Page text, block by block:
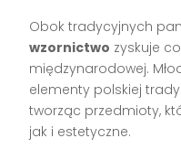
Obok tradycyjnych
wzornictwo zyskuje
międzynarodowej.
elementy polskiej
tworząc przedmioty,
jak i estetyczne.